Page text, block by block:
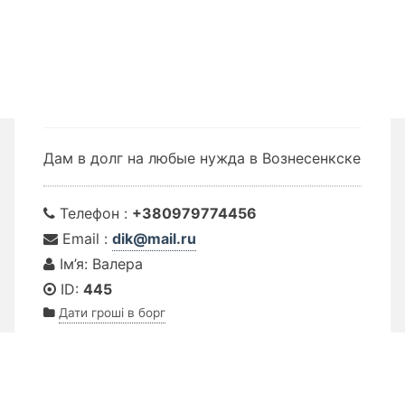
Дам в долг на любые нужда в Вознесенкске
Телефон : +380979774456
Email : dik@mail.ru
Ім’я: Валера
ID: 445
Дати гроші в борг